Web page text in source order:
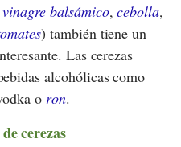
vinagre balsámico,cebolla,
) también tiene un
Las cerezas
alcohólicas como
o ron.
cerezas